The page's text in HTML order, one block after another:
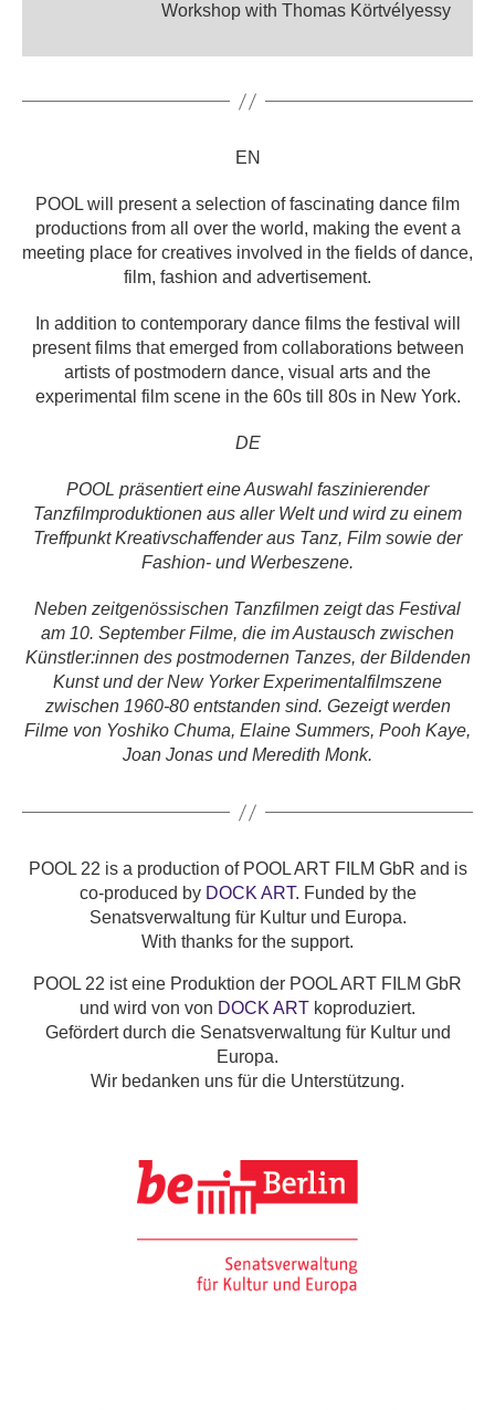
Workshop with Thomas Körtvélyessy
EN
POOL will present a selection of fascinating dance film
productions from all over the world, making the event a
meeting place for creatives involved in the fields of dance,
film, fashion and advertisement.
In addition to contemporary dance films the festival will
present films that emerged from collaborations between
artists of postmodern dance, visual arts and the
experimental film scene in the 60s till 80s in New York.
DE
POOL präsentiert eine Auswahl faszinierender
Tanzfilmproduktionen aus aller Welt und wird zu einem
Treffpunkt Kreativschaffender aus Tanz, Film sowie der
Fashion- und Werbeszene.
Neben zeitgenössischen Tanzfilmen zeigt das Festival
am 10. September Filme, die im Austausch zwischen
Künstler:innen des postmodernen Tanzes, der Bildenden
Kunst und der New Yorker Experimentalfilmszene
zwischen 1960-80 entstanden sind. Gezeigt werden
Filme von Yoshiko Chuma, Elaine Summers, Pooh Kaye,
Joan Jonas und Meredith Monk.
POOL 22 is a production of POOL ART FILM GbR and is
co-produced by DOCK ART. Funded by the
Senatsverwaltung für Kultur und Europa.
With thanks for the support.
POOL 22 ist eine Produktion der POOL ART FILM GbR
und wird von von DOCK ART koproduziert.
Gefördert durch die Senatsverwaltung für Kultur und
Europa.
Wir bedanken uns für die Unterstützung.